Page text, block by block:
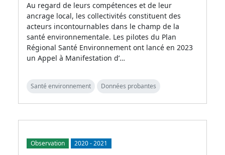
Au regard de leurs compétences et de leur
ancrage local, les collectivités constituent des
acteurs incontournables dans le champ de la
santé environnementale. Les pilotes du Plan
Régional Santé Environnement ont lancé en 2023
un Appel à Manifestation d’…
Santé environnement Données probantes
Observation 2020-2021